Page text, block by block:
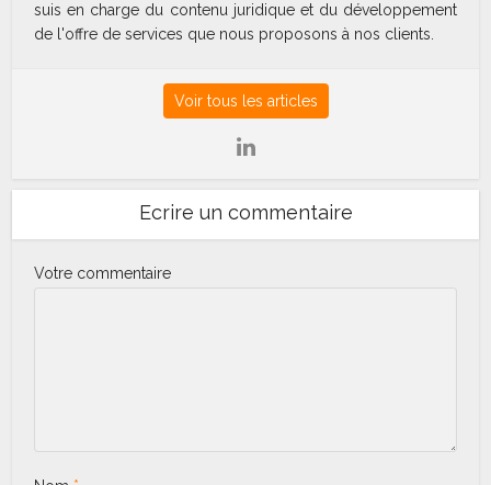
suis en charge du contenu juridique et du développement
de l'offre de services que nous proposons à nos clients.
Voir tous les articles
Ecrire un commentaire
Votre commentaire